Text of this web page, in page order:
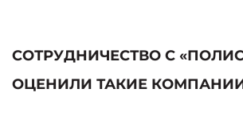
СОТРУДНИЧЕСТВО С
ОЦЕНИЛИ ТАКИЕ